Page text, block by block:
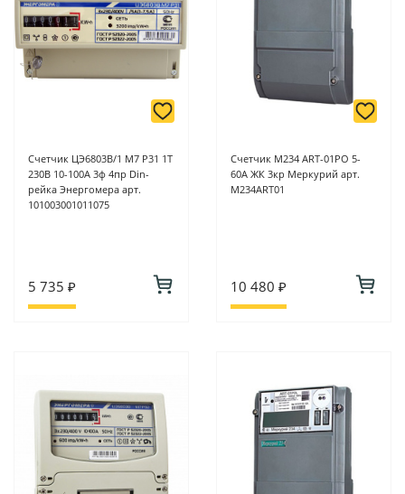
Счетчик ЦЭ6803В/1 М7 Р31 1Т
230В 10-100А 3ф 4пр Din-
рейка Энергомера арт.
101003001011075
5 735 ₽
Счетчик M234 ART-01PО 5-
60А ЖК 3кр Меркурий арт.
M234ART01
10 480 ₽